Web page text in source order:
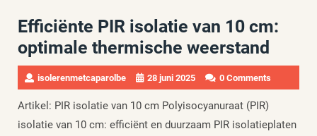
Efficiënte PIR isolatie van 10 cm:
optimale thermische weerstand
isolerenmetcaparolbe 28 juni 2025 0 Comments
Artikel: PIR isolatie van 10 cm Polyisocyanuraat (PIR)
isolatie van 10 cm: efficiënt en duurzaam PIR isolatieplaten